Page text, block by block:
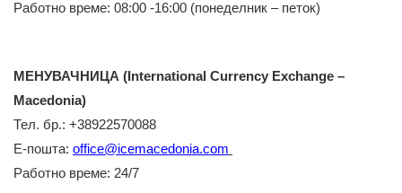
Работно време: 08:00 -16:00 (понеделник – петок)
МЕНУВАЧНИЦА (International Currency Exchange –
Macedonia)
Тел. бр.: +38922570088
Е-пошта: office@icemacedonia.com
Работно време: 24/7